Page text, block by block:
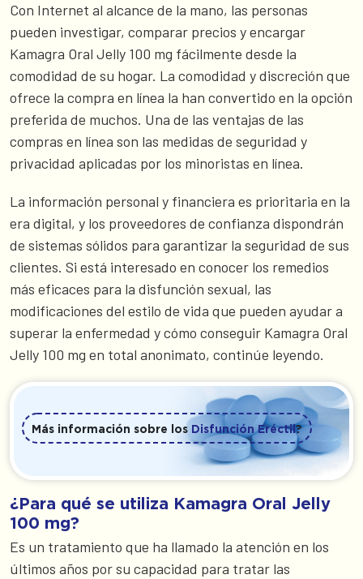
Con Internet al alcance de la mano, las personas
pueden investigar, comparar precios y encargar
Kamagra Oral Jelly 100 mg fácilmente desde la
comodidad de su hogar. La comodidad y discreción que
ofrece la compra en línea la han convertido en la opción
preferida de muchos. Una de las ventajas de las
compras en línea son las medidas de seguridad y
privacidad aplicadas por los minoristas en línea.
La información personal y financiera es prioritaria en la
era digital, y los proveedores de confianza dispondrán
de sistemas sólidos para garantizar la seguridad de sus
clientes. Si está interesado en conocer los remedios
más eficaces para la disfunción sexual, las
modificaciones del estilo de vida que pueden ayudar a
superar la enfermedad y cómo conseguir Kamagra Oral
Jelly 100 mg en total anonimato, continúe leyendo.
Más información sobre los Disfunción Eréctil ?
¿Para qué se utiliza Kamagra Oral Jelly
100 mg?
Es un tratamiento que ha llamado la atención en los
últimos años por su capacidad para tratar las